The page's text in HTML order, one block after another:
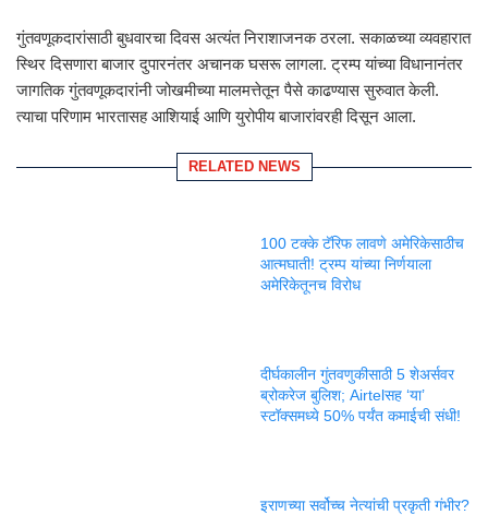
गुंतवणूकदारांसाठी बुधवारचा दिवस अत्यंत निराशाजनक ठरला. सकाळच्या व्यवहारात
स्थिर दिसणारा बाजार दुपारनंतर अचानक घसरू लागला. ट्रम्प यांच्या विधानानंतर
जागतिक गुंतवणूकदारांनी जोखमीच्या मालमत्तेतून पैसे काढण्यास सुरुवात केली.
त्याचा परिणाम भारतासह आशियाई आणि युरोपीय बाजारांवरही दिसून आला.
RELATED NEWS
100 टक्के टॅरिफ लावणे अमेरिकेसाठीच
आत्मघाती! ट्रम्प यांच्या निर्णयाला
अमेरिकेतूनच विरोध
दीर्घकालीन गुंतवणुकीसाठी 5 शेअर्सवर
ब्रोकरेज बुलिश; Airtelसह ‘या’
स्टॉक्समध्ये 50% पर्यंत कमाईची संधी!
इराणच्या सर्वोच्च नेत्यांची प्रकृती गंभीर?